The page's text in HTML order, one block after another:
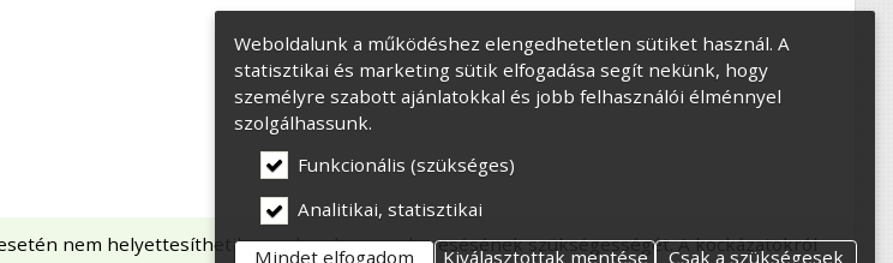
nem helyettesíthetik a szakember megkeresésének szükségességét. A kockázatokról
Weboldalunk a működéshez elengedhetetlen sütiket használ. A
statisztikai és marketing sütik elfogadása segít nekünk, hogy
személyre szabott ajánlatokkal és jobb felhasználói élménnyel
szolgálhassunk.
Funkcionális (szükséges)
Analitikai, statisztikai
Mindet elfogadom
Kiválasztottak mentése Csak a szükségesek